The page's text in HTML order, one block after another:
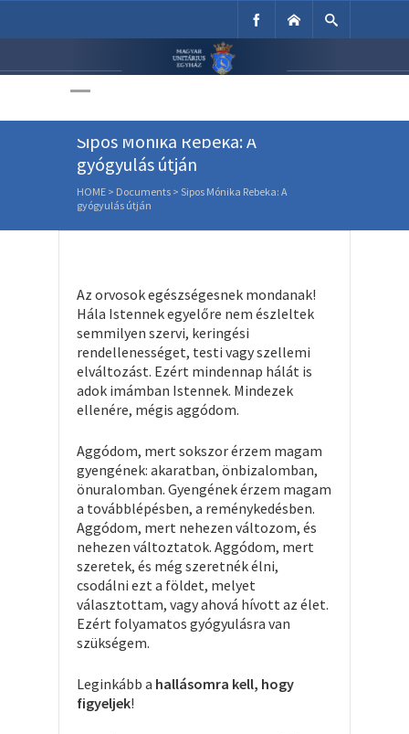
Unitárius Egyház
Sipos Mónika Rebeka: A
gyógyulás útján
HOME > Documents > Sipos Mónika Rebeka: A
gyógyulás útján
Az orvosok egészségesnek mondanak!
Hála Istennek egyelőre nem észleltek
semmilyen szervi, keringési
rendellenességet, testi vagy szellemi
elváltozást. Ezért mindennap hálát is
adok imámban Istennek. Mindezek
ellenére, mégis aggódom.
Aggódom, mert sokszor érzem magam
gyengének: akaratban, önbizalomban,
önuralomban. Gyengének érzem magam
a továbblépésben, a reménykedésben.
Aggódom, mert nehezen változom, és
nehezen változtatok. Aggódom, mert
szeretek, és még szeretnék élni,
csodálni ezt a földet, melyet
választottam, vagy ahová hívott az élet.
Ezért folyamatos gyógyulásra van
szükségem.
Leginkább a hallásomra kell, hogy
figyeljek!